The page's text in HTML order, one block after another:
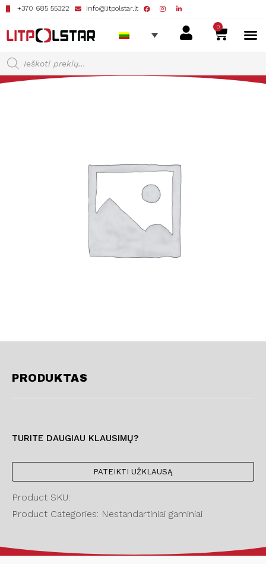
+370 685 55322 info@litpolstar.lt
0
PRODUKTAS
TURITE DAUGIAU KLAUSIMŲ?
PATEIKTI UŽKLAUSĄ
Product SKU:
Product Categories: Nestandartiniai gaminiai